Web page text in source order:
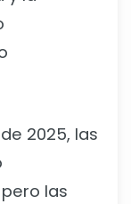
2025, las
las